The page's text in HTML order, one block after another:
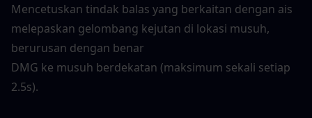
Mencetuskan tindak balas yang berkaitan dengan ais
melepaskan gelombang kejutan di lokasi musuh,
berurusan dengan benar
DMG ke musuh berdekatan (maksimum sekali setiap
2.5s).